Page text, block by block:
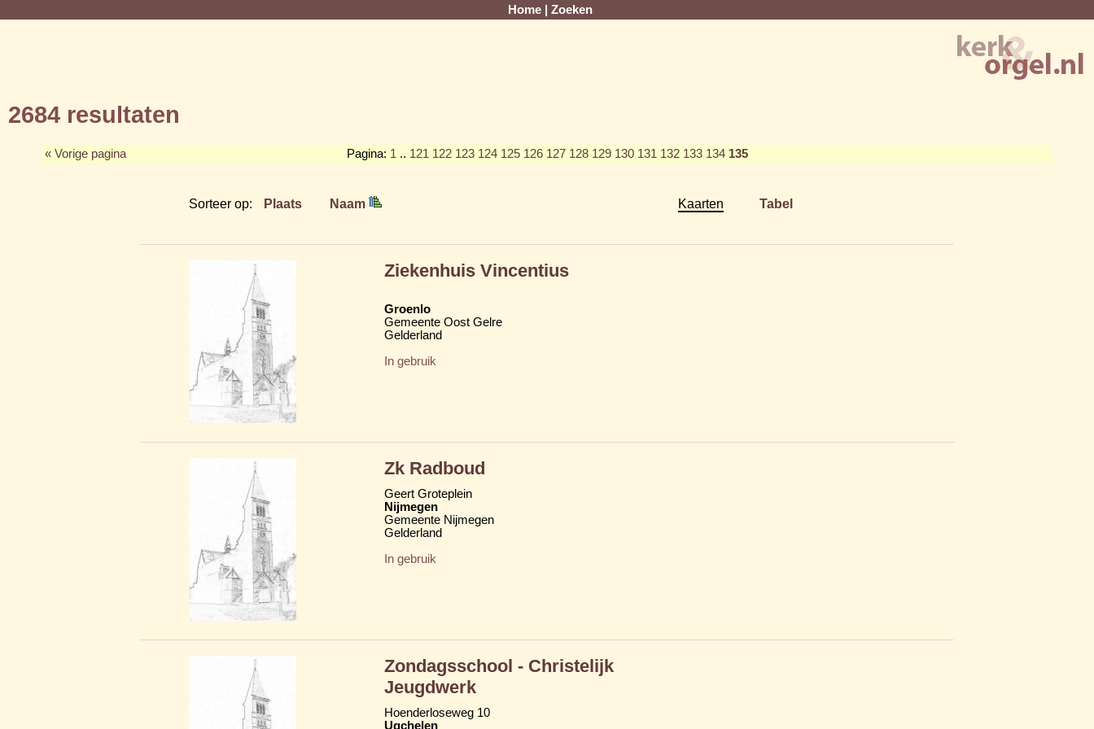
Home Zoeken
2684 resultaten
« Vorige pagina Pagina: 1 .. 121 122 123 124 125 126 127 128 129 130 131 132 133 134 135
Sorteer op: Plaats Naam Kaarten Tabel
Ziekenhuis Vincentius
Groenlo
Gemeente Oost Gelre
Gelderland
In gebruik
Zk Radboud
Geert Groteplein
Nijmegen
Gemeente Nijmegen
Gelderland
In gebruik
Zondagsschool - Christelijk
Jeugdwerk
Hoenderloseweg 10
Ugchelen